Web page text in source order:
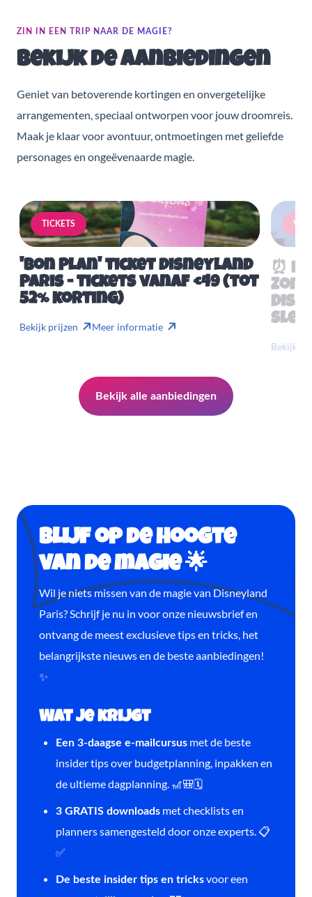
ZIN IN EEN TRIP NAAR DE MAGIE?
Bekijk de aanbiedingen
Geniet van betoverende kortingen en onvergetelijke
arrangementen, speciaal ontworpen voor jouw droomreis.
Maak je klaar voor avontuur, ontmoetingen met geliefde
personages en ongeëvenaarde magie.
TICKETS
'Bon Plan' ticket Disneyland
Paris - tickets vanaf €49 (tot
52% korting)
Bekijk prijzen Meer informatie
⏰
Bekijk
Bekijk alle aanbiedingen
Blijf op de hoogte
van de magie 🌟
Wil je niets missen van de magie van Disneyland
Paris? Schrijf je nu in voor onze nieuwsbrief en
ontvang de meest exclusieve tips en tricks, het
belangrijkste nieuws en de beste aanbiedingen!
✨
Wat je krijgt
Een 3-daagse e-mailcursus met de beste
insider tips over budgetplanning, inpakken en
de ultieme dagplanning. 🎢🎒🗓️
3 GRATIS downloads met checklists en
planners samengesteld door onze experts. 📋
✅
De beste insider tips en tricksvoor een